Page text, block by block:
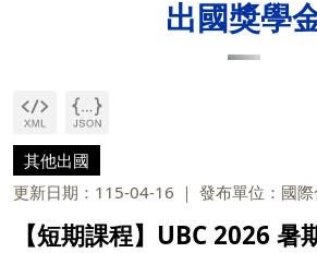
出國獎學
其他出國
更新日期：115-04-16
發布單位：國際
【短期課程】UBC 2026 暑